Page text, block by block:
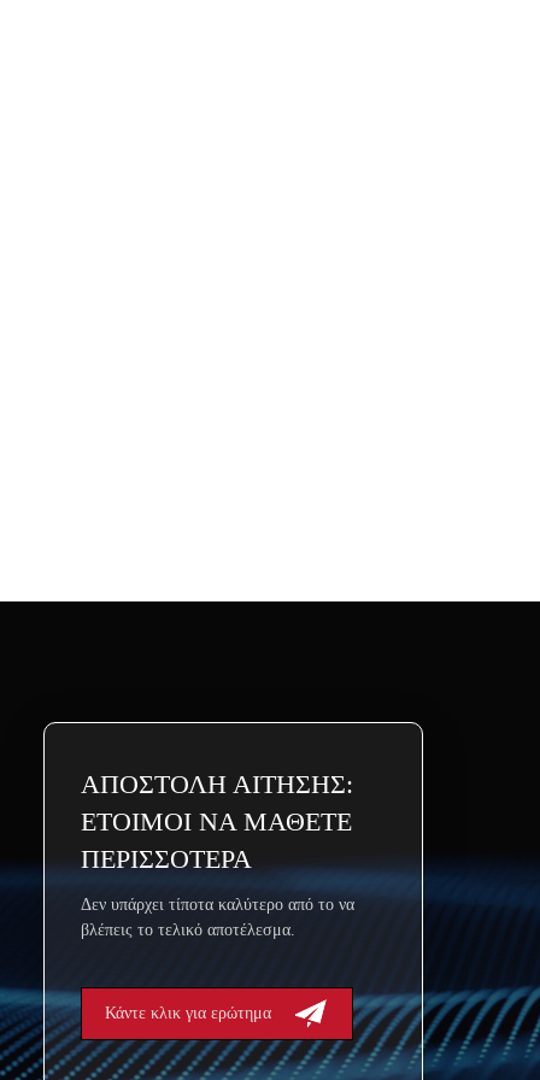
ΑΠΟΣΤΟΛΗ ΑΙΤΗΣΗΣ:
ΕΤΟΙΜΟΙ ΝΑ ΜΑΘΕΤΕ
ΠΕΡΙΣΣΟΤΕΡΑ
Δεν υπάρχει τίποτα καλύτερο από το να
βλέπεις το τελικό αποτέλεσμα.
Κάντε κλικ για ερώτημα